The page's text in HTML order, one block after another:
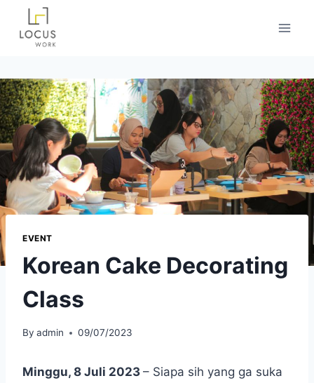
EVENT
Korean Cake Decorating
Class
By admin 09/07/2023
Minggu, 8 Juli 2023 – Siapa sih yang ga suka